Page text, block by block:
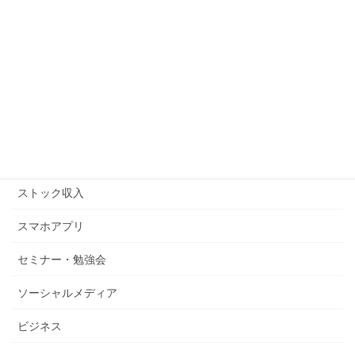
ストック収入
スマホアプリ
セミナー・勉強会
ソーシャルメディア
ビジネス